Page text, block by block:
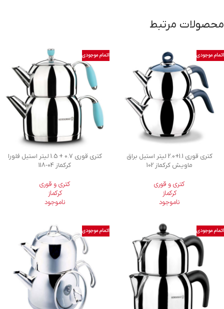
محصولات مرتبط
اتمام موجودی
كتری قوری 1.1+2.0 لیتر استیل براق
ماویش کرکماز 102
کتری و قوری
کرکماز
ناموجود
اتمام موجودی
کتری قوری 0.7 + 1.5 لیتر استیل فلورا
کرکماز 118-04
کتری و قوری
کرکماز
ناموجود
اتمام موجودی اتمام موجودی